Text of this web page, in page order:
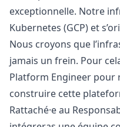
exceptionnelle. Notre
Kubernetes (GCP) et
Nous croyons que
jamais un frein. Pour
Platform Engineer
construire cette
Rattaché·e au